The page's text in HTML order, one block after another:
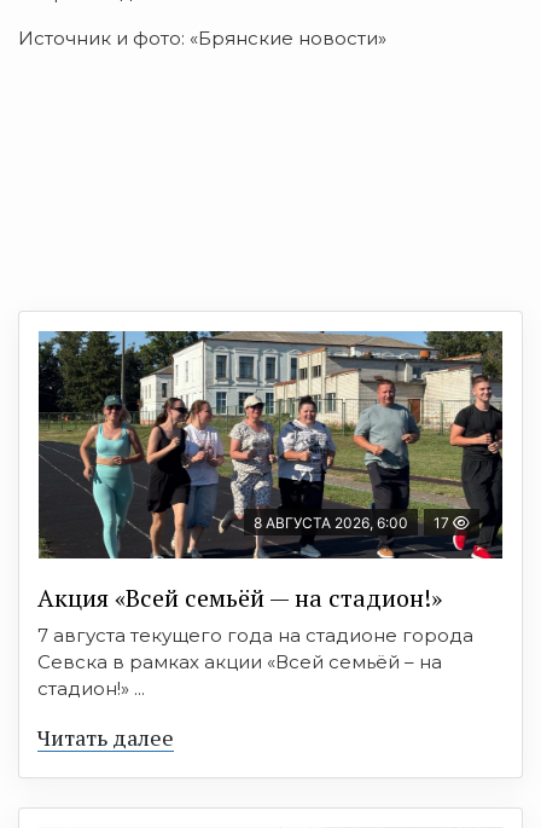
Источник и фото: «Брянские новости»
8 АВГУСТА 2026, 6:00 17
Акция «Всей семьёй — на стадион!»
7 августа текущего года на стадионе города
Севска в рамках акции «Всей семьёй – на
стадион!» ...
Читать далее